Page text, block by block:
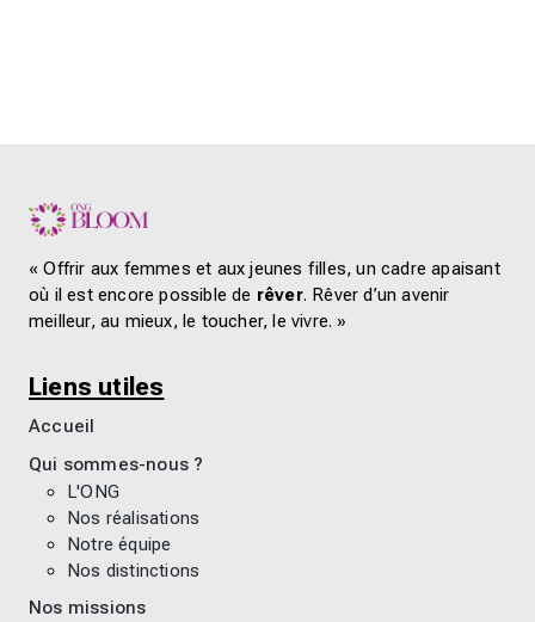
« Offrir aux femmes et aux jeunes filles, un cadre apaisant
où il est encore possible de rêver. Rêver d’un avenir
meilleur, au mieux, le toucher, le vivre. »
Liens utiles
Accueil
Qui sommes-nous ?
L'ONG
Nos réalisations
Notre équipe
Nos distinctions
Nos missions